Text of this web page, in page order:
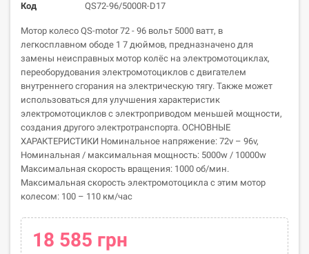
Код
QS72-96/5000R-D17
Мотор колесо QS-motor 72 - 96 вольт 5000 ватт, в
легкосплавном ободе 1 7 дюймов, предназначено для
замены неисправных мотор колёс на электромотоциклах,
переоборудования электромотоциклов с двигателем
внутреннего сгорания на электрическую тягу. Также может
использоваться для улучшения характеристик
электромотоциклов с электроприводом меньшей мощности,
создания другого электротранспорта. ОСНОВНЫЕ
ХАРАКТЕРИСТИКИ Номинальное напряжение: 72v – 96v,
Номинальная / максимальная мощность: 5000w / 10000w
Максимальная скорость вращения: 1000 об/мин.
Максимальная скорость электромотоцикла с этим мотор
колесом: 100 – 110 км/час
18 585 грн